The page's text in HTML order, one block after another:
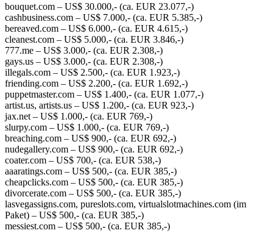
bouquet.com – US$ 30.000,- (ca. EUR 23.077,-)
cashbusiness.com – US$ 7.000,- (ca. EUR 5.385,-)
bereaved.com – US$ 6.000,- (ca. EUR 4.615,-)
cleanest.com – US$ 5.000,- (ca. EUR 3.846,-)
777.me – US$ 3.000,- (ca. EUR 2.308,-)
gays.us – US$ 3.000,- (ca. EUR 2.308,-)
illegals.com – US$ 2.500,- (ca. EUR 1.923,-)
friending.com – US$ 2.200,- (ca. EUR 1.692,-)
puppetmaster.com – US$ 1.400,- (ca. EUR 1.077,-)
artist.us, artists.us – US$ 1.200,- (ca. EUR 923,-)
jax.net – US$ 1.000,- (ca. EUR 769,-)
slurpy.com – US$ 1.000,- (ca. EUR 769,-)
breaching.com – US$ 900,- (ca. EUR 692,-)
nudegallery.com – US$ 900,- (ca. EUR 692,-)
coater.com – US$ 700,- (ca. EUR 538,-)
aaaratings.com – US$ 500,- (ca. EUR 385,-)
cheapclicks.com – US$ 500,- (ca. EUR 385,-)
divorcerate.com – US$ 500,- (ca. EUR 385,-)
lasvegassigns.com, pureslots.com, virtualslotmachines.com (im
Paket) – US$ 500,- (ca. EUR 385,-)
messiest.com – US$ 500,- (ca. EUR 385,-)